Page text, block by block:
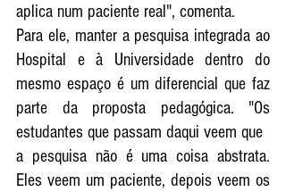
aplica num paciente real", comenta.
Para ele, manter a pesquisa integrada ao
Hospital e à Universidade dentro do
mesmo espaço é um diferencial que faz
parte da proposta pedagógica. "Os
estudantes que passam daqui veem que
a pesquisa não é uma coisa abstrata.
Eles veem um paciente, depois veem os